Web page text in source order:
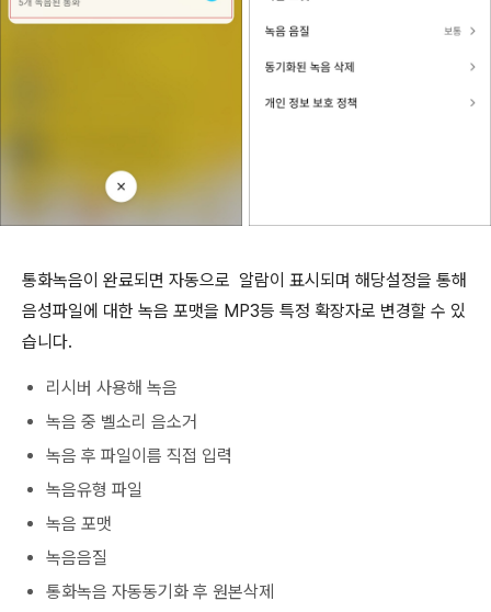
통화녹음이 완료되면 자동으로 알람이 표시되며 해당설정을 통해
음성파일에 대한 녹음 포맷을 MP3등 특정 확장자로 변경할 수 있
습니다.
리시버 사용해 녹음
녹음 중 벨소리 음소거
녹음 후 파일이름 직접 입력
녹음유형 파일
녹음 포맷
녹음음질
통화녹음 자동동기화 후 원본삭제